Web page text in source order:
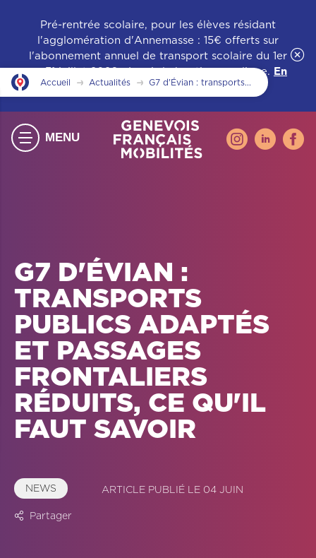
Pré-rentrée scolaire, pour les élèves résidant
l'agglomération d'Annemasse : 15€ offerts sur
l'abonnement annuel de transport scolaire du 1er
au 31 juillet 2026, depuis la boutique en ligne. En
savoir +
MENU
InstagramLinkedin
Accueil Actualités G7 d'Évian : transports...
G7 D'ÉVIAN :
TRANSPORTS
PUBLICS ADAPTÉS
ET PASSAGES
FRONTALIERS
RÉDUITS, CE QU'IL
FAUT SAVOIR
NEWS
ARTICLE PUBLIÉ LE 04 JUIN
Partager